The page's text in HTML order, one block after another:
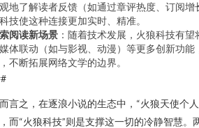
地了解读者反馈（如通过章评热度、订阅
技使这种连接更加实时、精准。
阅读新场景 ：随着技术发展，火狼科技有
体联动（如与影视、动漫）等更多创新功能
不断拓展网络文学的边界。
言之，在逐浪小说的生态中，“火狼天使个
而“火狼科技”则是支撑这一切的冷静智慧。